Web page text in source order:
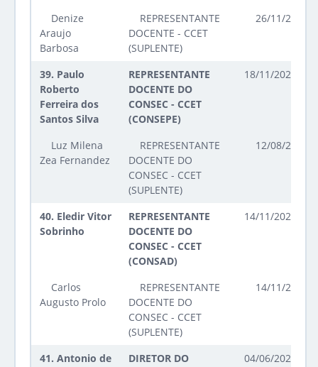
Denize
Araujo
Barbosa
REPRESENTANTE
DOCENTE - CCET
(SUPLENTE)
26/11/2024
39. Paulo
Roberto
Ferreira dos
Santos Silva
REPRESENTANTE
DOCENTE DO
CONSEC - CCET
(CONSEPE)
18/11/2025 até
Luz Milena
Zea Fernandez
REPRESENTANTE
DOCENTE DO
CONSEC - CCET
(SUPLENTE)
12/08/2025
40. Eledir Vitor
Sobrinho
REPRESENTANTE
DOCENTE DO
CONSEC - CCET
(CONSAD)
14/11/2024 até
Carlos
Augusto Prolo
REPRESENTANTE
DOCENTE DO
CONSEC - CCET
(SUPLENTE)
14/11/2024
41. Antonio de
DIRETOR DO
04/06/2023 até